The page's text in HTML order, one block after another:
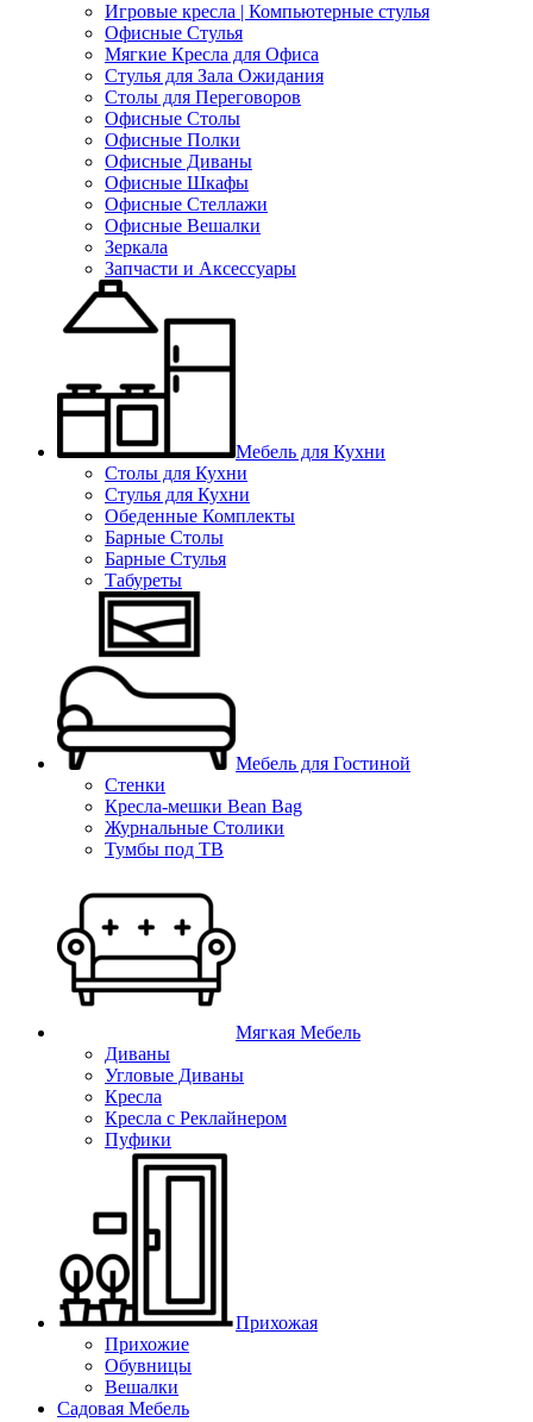
Игровые кресла | Компьютерные стулья
Офисные Стулья
Мягкие Кресла для Офиса
Стулья для Зала Ожидания
Столы для Переговоров
Офисные Столы
Офисные Полки
Офисные Диваны
Офисные Шкафы
Офисные Стеллажи
Офисные Вешалки
Зеркала
Запчасти и Аксессуары
Мебель для Кухни
Столы для Кухни
Стулья для Кухни
Обеденные Комплекты
Барные Столы
Барные Стулья
Табуреты
Мебель для Гостиной
Стенки
Кресла-мешки Bean Bag
Журнальные Столики
Тумбы под ТВ
Мягкая Мебель
Диваны
Угловые Диваны
Кресла
Кресла с Реклайнером
Пуфики
Прихожая
Прихожие
Обувницы
Вешалки
Садовая Мебель